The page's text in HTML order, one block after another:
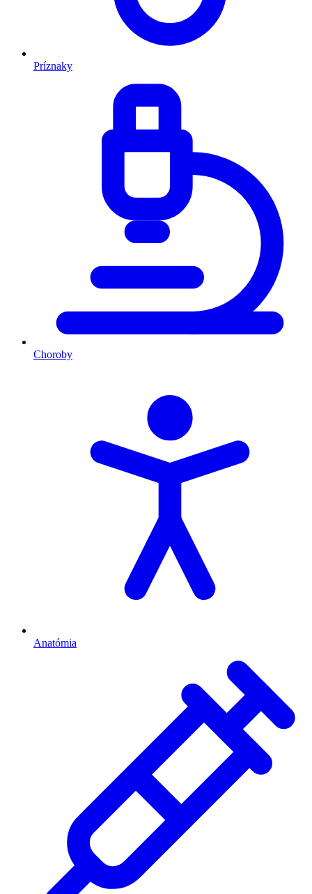
Príznaky
Choroby
Anatómia